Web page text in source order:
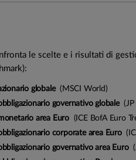
dai principali info provider).
commercializzazione di carbone
l’intero portafoglio in
SGR e/o da altre Società di
:
40%
le scelte e i risultati di
globale(MSCI World)
governativo globale(JP
area Euro (ICE BofA Euro
corporate area Euro
governativo area Euro